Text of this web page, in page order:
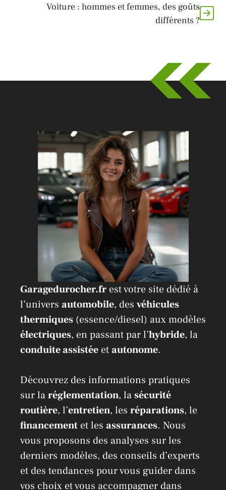
Voiture : hommes et femmes, des goûts
différents ?
Garagedurocher.fr est votre site dédié à
l’univers automobile, des véhicules
thermiques (essence/diesel) aux modèles
électriques, en passant par l’hybride, la
conduite assistée etautonome.
Découvrez des informations pratiques
sur laréglementation, lasécurité
routière, l’entretien, les réparations, le
financement et les assurances. Nous
vous proposons des analyses sur les
derniers modèles, des conseils d’experts
et des tendances pour vous guider dans
vos choix et vous accompagner dans